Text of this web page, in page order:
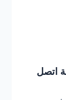
| خدمة 24 ساعة اتصل